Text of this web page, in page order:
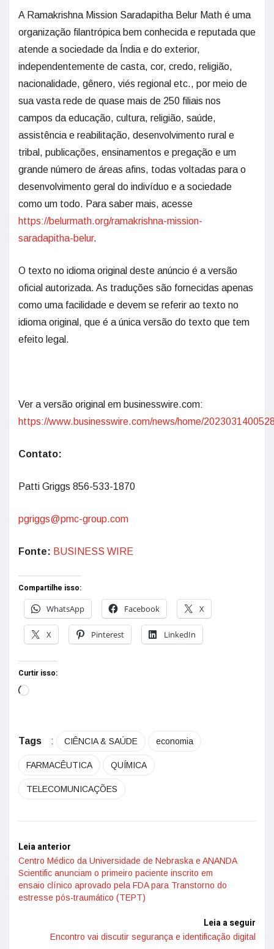
A Ramakrishna Mission Saradapitha Belur Math é uma
organização filantrópica bem conhecida e reputada que
atende a sociedade da Índia e do exterior,
independentemente de casta, cor, credo, religião,
nacionalidade, gênero, viés regional etc., por meio de
sua vasta rede de quase mais de 250 filiais nos
campos da educação, cultura, religião, saúde,
assistência e reabilitação, desenvolvimento rural e
tribal, publicações, ensinamentos e pregação e um
grande número de áreas afins, todas voltadas para o
desenvolvimento geral do indivíduo e a sociedade
como um todo. Para saber mais, acesse
https://belurmath.org/ramakrishna-mission-
saradapitha-belur.
O texto no idioma original deste anúncio é a versão
oficial autorizada. As traduções são fornecidas apenas
como uma facilidade e devem se referir ao texto no
idioma original, que é a única versão do texto que tem
efeito legal.
Ver a versão original em businesswire.com:
https://www.businesswire.com/news/home/
Contato:
Patti Griggs 856-533-1870
pgriggs@pmc-group.com
Fonte: BUSINESS WIRE
Compartilhe isso:
WhatsApp
Facebook X
X Pinterest LinkedIn
Curtir isso:
Tags : CIÊNCIA & SAÚDE economia
FARMACÊUTICA QUÍMICA
TELECOMUNICAÇÕES
Leia anterior
Centro Médico da Universidade de Nebraska e ANANDA
Scientific anunciam o primeiro paciente inscrito em
ensaio clínico aprovado pela FDA para Transtorno do
estresse pós-traumático (TEPT)
Leia a seguir
Encontro vai discutir segurança e identificação digital